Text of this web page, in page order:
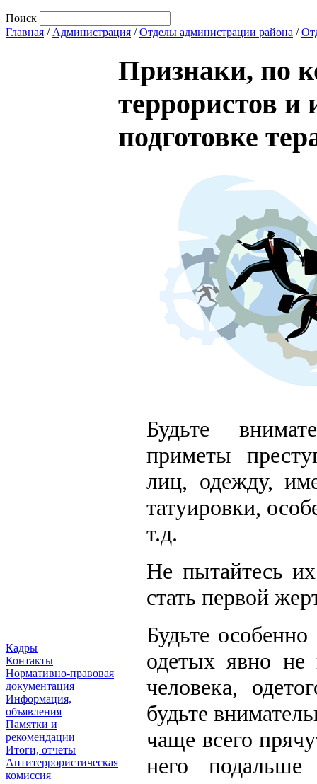
Поиск
Главная / Администрация /Отделы администрации района /
Кадры
Контакты
Нормативно-правовая
документация
Информация,
объявления
Памятки и
рекомендации
Итоги, отчеты
Антитеррористическая
комиссия
Признаки, по
террористов и
подготовке
Будьте
приметы
лиц, одежду,
татуировки,
т.д.
Не пытайтесь
стать первой
Будьте
одетых явно не
человека,
будьте
чаще всего
него